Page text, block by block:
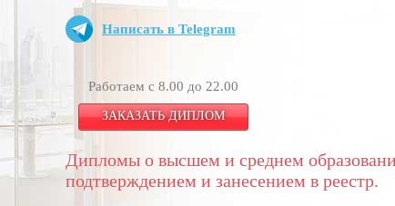
Написать в Telegram
Работаем с 8.00 до 22.00
ЗАКАЗАТЬ ДИПЛОМ
Дипломы о высшем и среднем
подтверждением и занесением в реестр.